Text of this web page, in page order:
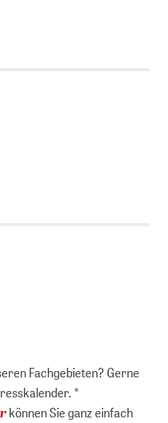
Fachgebieten? Gerne
*
können Sie ganz einfach